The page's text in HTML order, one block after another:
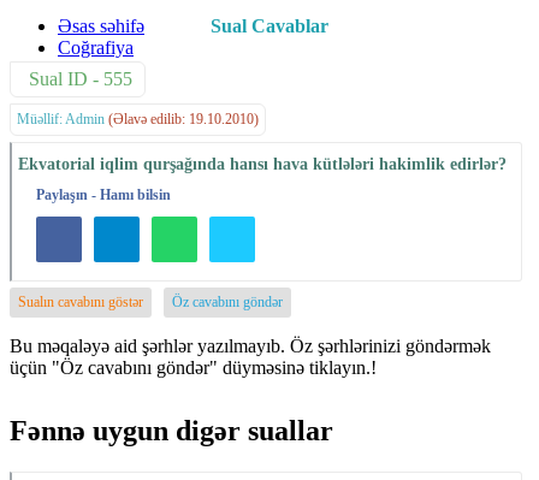
Əsas səhifə
Coğrafiya
Sual Cavablar
Sual ID - 555
Müəllif: Admin (Əlavə edilib: 19.10.2010)
Ekvatorial iqlim qurşağında hansı hava kütlələri hakimlik edirlər?
Paylaşın - Hamı bilsin
Sualın cavabını göstər Öz cavabını göndər
Bu məqaləyə aid şərhlər yazılmayıb. Öz şərhlərinizi göndərmək
üçün "Öz cavabını göndər" düyməsinə tiklayın.!
Fənnə uygun digər suallar